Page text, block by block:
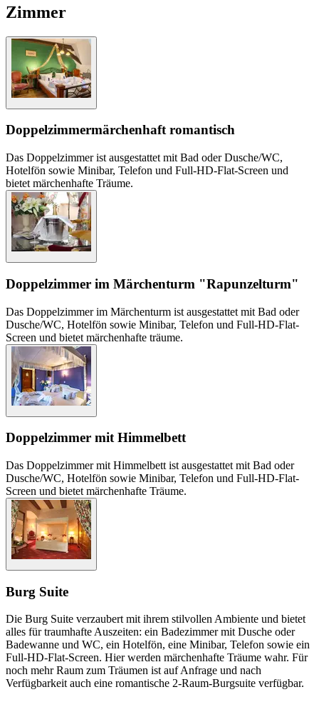
Zimmer
Doppelzimmermärchenhaft romantisch
Das Doppelzimmer ist ausgestattet mit Bad oder Dusche/WC,
Hotelfön sowie Minibar, Telefon und Full-HD-Flat-Screen und
bietet märchenhafte Träume.
Doppelzimmer im Märchenturm "Rapunzelturm"
Das Doppelzimmer im Märchenturm ist ausgestattet mit Bad oder
Dusche/WC, Hotelfön sowie Minibar, Telefon und Full-HD-Flat-
Screen und bietet märchenhafte träume.
Doppelzimmer mit Himmelbett
Das Doppelzimmer mit Himmelbett ist ausgestattet mit Bad oder
Dusche/WC, Hotelfön sowie Minibar, Telefon und Full-HD-Flat-
Screen und bietet märchenhafte Träume.
Burg Suite
Die Burg Suite verzaubert mit ihrem stilvollen Ambiente und bietet
alles für traumhafte Auszeiten: ein Badezimmer mit Dusche oder
Badewanne und WC, ein Hotelfön, eine Minibar, Telefon sowie ein
Full-HD-Flat-Screen. Hier werden märchenhafte Träume wahr. Für
noch mehr Raum zum Träumen ist auf Anfrage und nach
Verfügbarkeit auch eine romantische 2-Raum-Burgsuite verfügbar.